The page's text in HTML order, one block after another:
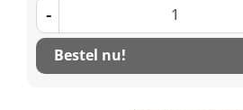
-
Bestel nu!